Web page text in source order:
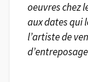
oeuvres chez
aux dates qui
l’artiste de